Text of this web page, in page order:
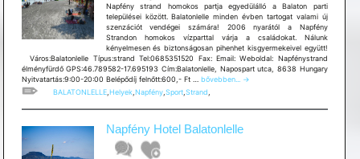
Napfény strand homokos partja egyedülálló a Balaton parti
települései között. Balatonlelle minden évben tartogat valami új
szenzációt vendégei számára! 2006 nyarától a Napfény
Strandon homokos vízparttal várja a családokat. Nálunk
kényelmesen és biztonságosan pihenhet kisgyermekeivel együtt!
Város:Balatonlelle Típus:strand Tel:0685351520 Fax: Email: Weboldal: Napfénystrand
élményfürdő GPS:46.789582-17.695193 Cím:Balatonlelle, Napospart utca, 8638 Hungary
Nyitvatartás:9:00-20:00 Belépődíj felnőtt:600,- Ft … Napfénystrand
élményfürdő
bővebben...
→
BALATONLELLE,Helyek,Napfény,Sport,Strand,
Napfény Hotel Balatonlelle